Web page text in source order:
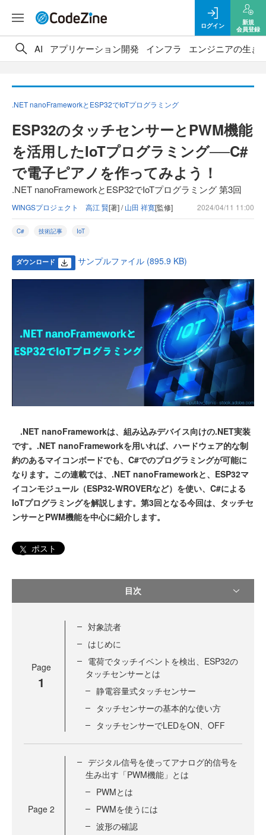
ログイン
新規
会員登録
AI アプリケーション開発 インフラ エンジニアの生き
.NET nanoFrameworkとESP32でIoTプログラミング
ESP32のタッチセンサーとPWM機能
を活用したIoTプログラミング──C#
で電子ピアノを作ってみよう！
.NET nanoFrameworkとESP32でIoTプログラミング 第3回
WINGSプロジェクト 高江 賢[著] /山田 祥寛[監修] 2024/04/11 11:00
C# 技術記事 IoT
ダウンロード サンプルファイル (895.9 KB)
.NET nanoFrameworkは、組み込みデバイス向けの.NET実装
です。.NET nanoFrameworkを用いれば、ハードウェア的な制
約のあるマイコンボードでも、C#でのプログラミングが可能に
なります。この連載では、.NET nanoFrameworkと、ESP32マ
イコンモジュール（ESP32-WROVERなど）を使い、C#による
IoTプログラミングを解説します。第3回となる今回は、タッチセ
ンサーとPWM機能を中心に紹介します。
ポスト
目次
Page
1
対象読者
はじめに
電荷でタッチイベントを検出、ESP32の
タッチセンサーとは
静電容量式タッチセンサー
タッチセンサーの基本的な使い方
タッチセンサーでLEDをON、OFF
Page 2
デジタル信号を使ってアナログ的信号を
生み出す「PWM機能」とは
PWMとは
PWMを使うには
波形の確認